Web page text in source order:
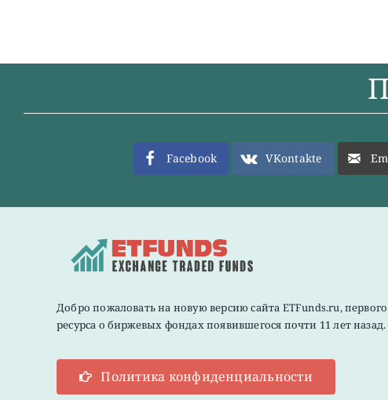
Facebook VKontakte
Добро пожаловать на новую версию сайта ETFunds.ru,
ресурса о биржевых фондах появившегося почти 11 лет назад.
Политика конфиденциальности